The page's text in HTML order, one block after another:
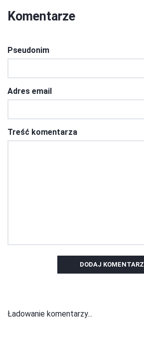
Komentarze
Pseudonim
Adres email
Treść komentarza
DODAJ KOMENTARZ
Ładowanie komentarzy...